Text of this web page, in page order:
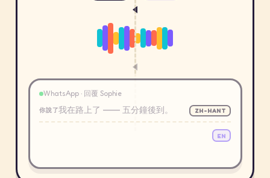
WhatsApp · 回覆 Sophie
你說了我在路上了 —— 五分鐘後到。 ZH-HANT
EN